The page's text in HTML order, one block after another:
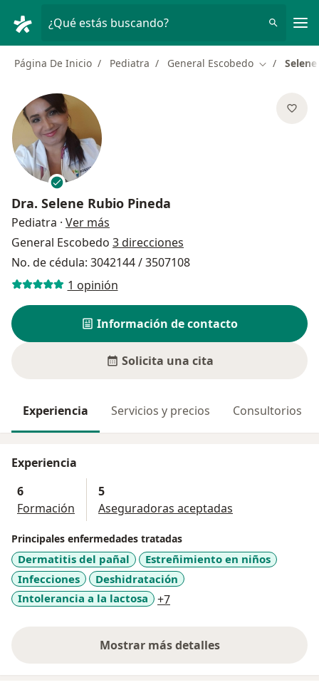
¿Qué estás buscando?
Página De Inicio Pediatra General Escobedo Cambiar de
Dra. Selene Rubio Pineda
Pediatra · Ver más
General Escobedo 3 direcciones
No. de cédula: 3042144 / 3507108
1 opinión
Información de contacto
Solicita una cita
Experiencia Servicios y precios Consultorios
Experiencia
6
Formación
5
Aseguradoras aceptadas
Principales enfermedades tratadas
Dermatitis del pañal
Estreñimiento en niños
Infecciones
Deshidratación
Intolerancia a la lactosa
+7a11y_sr_more_diseases
Mostrar más detalles
sobre la experiencia